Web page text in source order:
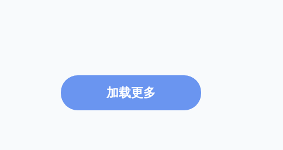
加载更多